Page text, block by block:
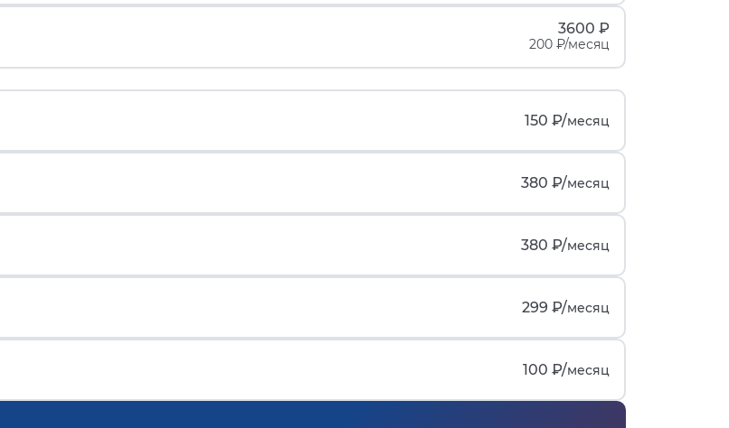
3600 ₽
200 ₽/месяц
150 ₽/месяц
380 ₽/месяц
380 ₽/месяц
299 ₽/месяц
100 ₽/месяц